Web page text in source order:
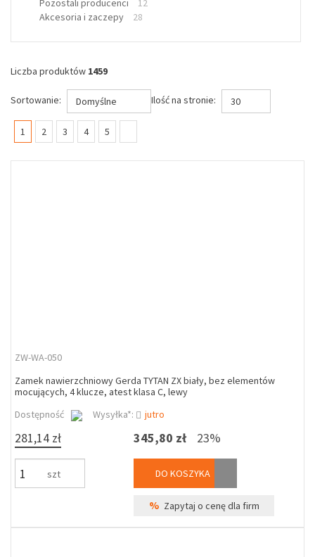
Pozostali producenci
12
Akcesoria i zaczepy
28
Liczba produktów 1459
Sortowanie: Domyślne Ilość na stronie: 30
1 (current)
2 3 4 5
ZW-WA-050
Zamek nawierzchniowy Gerda TYTAN ZX biały, bez elementów
mocujących, 4 klucze, atest klasa C, lewy
Dostępność
Wysyłka*: jutro
281,14 zł
szt
345,80 zł 23%
DO KOSZYKA
% Zapytaj o cenę dla firm